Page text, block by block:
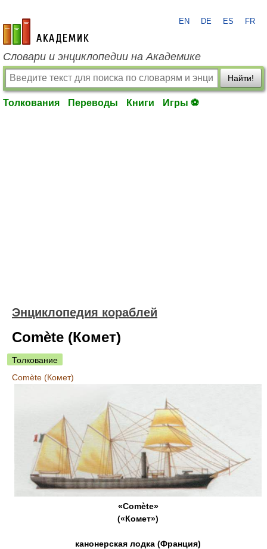
academic.ru
EN DE ES FR
Словари и энциклопедии на Академике
Найти!
Толкования Переводы Книги Игры ⚽
Энциклопедия кораблей
Comète (Комет)
Толкование
Comète (Комет)
«Comète»
(«Комет»)
канонерская лодка (Франция)